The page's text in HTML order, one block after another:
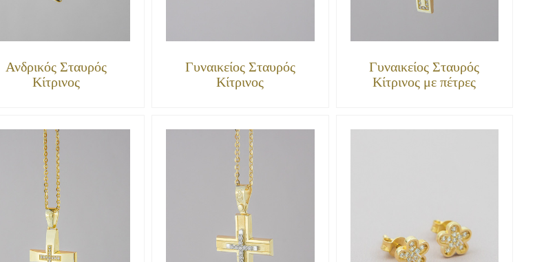
Ανδρικός Σταυρός
Κίτρινος
Γυναικείος Σταυρός
Κίτρινος
Γυναικείος Σταυρός
Κίτρινος με πέτρες